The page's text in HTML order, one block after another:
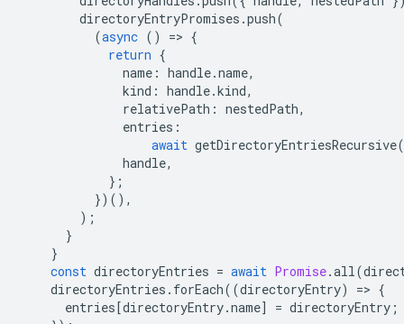
directoryEntryPromises .push(
(async () => {
return {
name : handle.name,
kind : handle.kind,
relativePath : nestedPath,
entries :
await getDirectoryEntriesRecursive(
handle,
};
})(),
);
}
}
const directoryEntries = await Promise.all (
directoryEntries . forEach((directoryEntry) => {
entries[directoryEntry.name] = directoryEntry ;